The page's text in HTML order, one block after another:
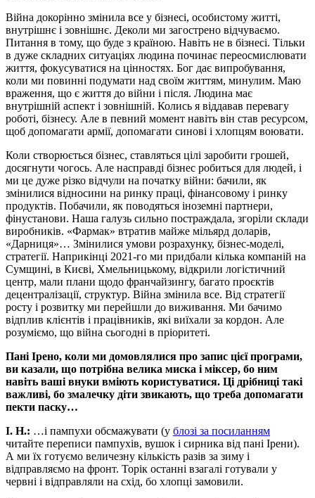
Війна докорінно змінила все у бізнесі, особистому житті,
внутрішнє і зовнішнє. Деколи ми загострено відчуваємо.
Питання в тому, що буде з країною. Навіть не в бізнесі. Тільки
в дуже складних ситуаціях людина починає переосмислювати
життя, фокусуватися на цінностях. Бог дає випробування,
коли ми повинні подумати над своїм життям, минулим. Маю
враження, що є життя до війни і після. Людина має
внутрішній аспект і зовнішній. Колись я віддавав перевагу
роботі, бізнесу. Але в певний момент навіть він став ресурсом,
щоб допомагати армії, допомагати синові і хлопцям воювати.
Коли створюється бізнес, ставляться цілі заробити грошей,
досягнути чогось. Але насправді бізнес робиться для людей, і
ми це дуже різко відчули на початку війни: бачили, як
змінилися відносини на ринку праці, фінансовому і ринку
продуктів. Побачили, як поводяться іноземні партнери,
фінустанови. Наша галузь сильно постраждала, згоріли склади
виробників. «Фармак» втратив майже мільярд доларів,
«Дарниця»… Змінилися умови розрахунку, бізнес-моделі,
стратегії. Наприкінці 2021-го ми придбали кілька компаній на
Сумщині, в Києві, Хмельницькому, відкрили логістичний
центр, мали плани щодо франчайзингу, багато проєктів
децентралізації, структур. Війна змінила все. Від стратегії
росту і розвитку ми перейшли до виживання. Ми бачимо
відплив клієнтів і працівників, які виїхали за кордон. Але
розуміємо, що війна сьогодні в пріоритеті.
Пані Ірено, коли ми домовлялися про запис цієї програми,
ви казали, що потрібна велика миска і міксер, бо ним
навіть ваші внуки вміють користуватися. Ці дрібниці такі
важливі, бо змалечку діти звикають, що треба допомагати
пекти паску…
І. Н.: …і пампухи обсмажувати (у блозі за посиланням
читайте переписи пампухів, вушок і сирника від пані Ірени).
А ми їх готуємо величезну кількість разів за зиму і
відправляємо на фронт. Торік останні взагалі готували у
червні і відправляли на схід, бо хлопці замовили.